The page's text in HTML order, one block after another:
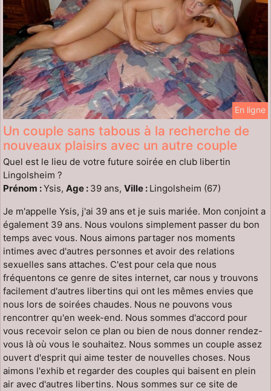
En ligne
Un couple sans tabous à la recherche de
nouveaux plaisirs avec un autre couple
Quel est le lieu de votre future soirée en club libertin
Lingolsheim ?
Prénom :Ysis, Age : 39 ans, Ville : Lingolsheim (67)
Je m'appelle Ysis, j'ai 39 ans et je suis mariée. Mon conjoint a
également 39 ans. Nous voulons simplement passer du bon
temps avec vous. Nous aimons partager nos moments
intimes avec d'autres personnes et avoir des relations
sexuelles sans attaches. C'est pour cela que nous
fréquentons ce genre de sites internet, car nous y trouvons
facilement d'autres libertins qui ont les mêmes envies que
nous lors de soirées chaudes. Nous ne pouvons vous
rencontrer qu'en week-end. Nous sommes d'accord pour
vous recevoir selon ce plan ou bien de nous donner rendez-
vous là où vous le souhaitez. Nous sommes un couple assez
ouvert d'esprit qui aime tester de nouvelles choses. Nous
aimons l'exhib et regarder des couples qui baisent en plein
air avec d'autres libertins. Nous sommes sur ce site de